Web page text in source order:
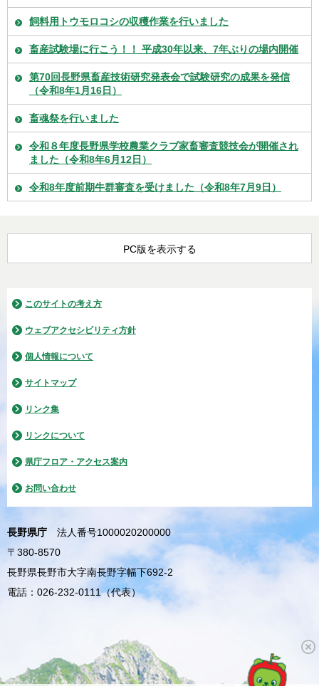
飼料用トウモロコシの収穫作業を行いました
畜産試験場に行こう！！ 平成30年以来、7年ぶりの場内開催
第70回長野県畜産技術研究発表会で試験研究の成果を発信
（令和8年1月16日）
畜魂祭を行いました
令和８年度長野県学校農業クラブ家畜審査競技会が開催され
ました（令和8年6月12日）
令和8年度前期牛群審査を受けました（令和8年7月9日）
PC版を表示する
このサイトの考え方
ウェブアクセシビリティ方針
個人情報について
サイトマップ
リンク集
リンクについて
県庁フロア・アクセス案内
お問い合わせ
長野県庁
法人番号1000020200000
〒380-8570
長野県長野市大字南長野字幅下692-2
電話：026-232-0111（代表）